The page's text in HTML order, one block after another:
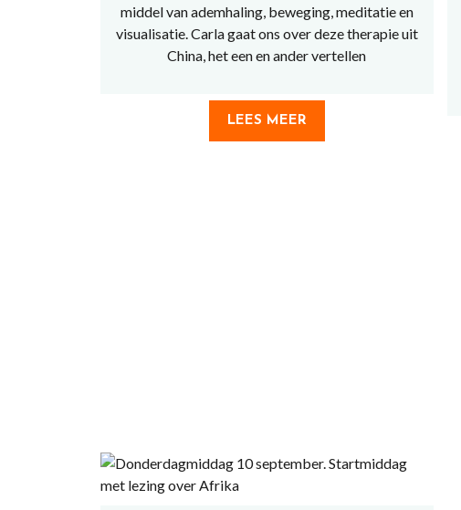
middel van ademhaling, beweging, meditatie en
visualisatie. Carla gaat ons over deze therapie uit
China, het een en ander vertellen
LEES MEER